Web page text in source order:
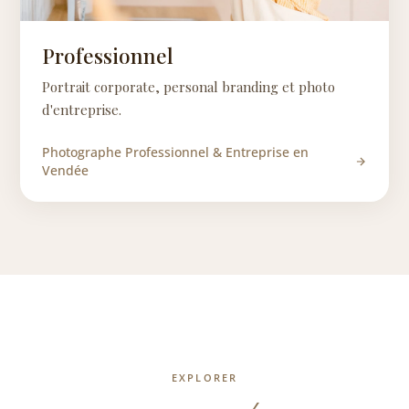
Professionnel
Portrait corporate, personal branding et photo
d'entreprise.
Photographe Professionnel & Entreprise en
Vendée
EXPLORER